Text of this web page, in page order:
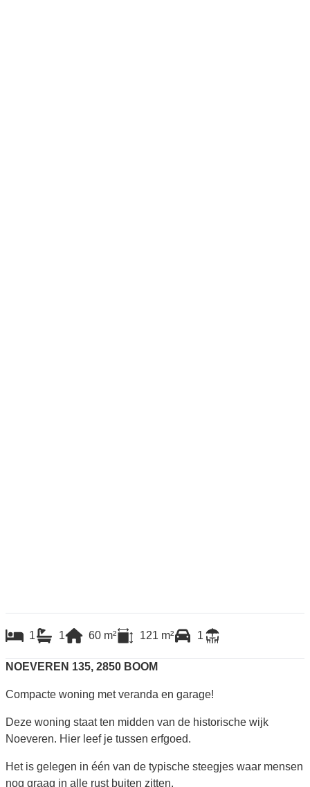
1 1 60 m² 121 m² 1
NOEVEREN 135, 2850 BOOM
Compacte woning met veranda en garage!
Deze woning staat ten midden van de historische wijk
Noeveren. Hier leef je tussen erfgoed.
Het is gelegen in één van de typische steegjes waar mensen
nog graag in alle rust buiten zitten.